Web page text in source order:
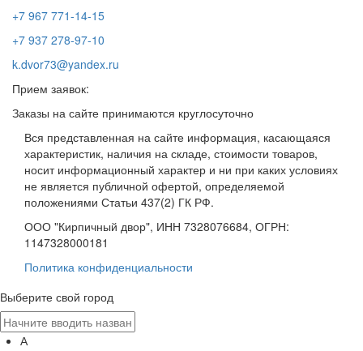
+7 967 771-14-15
+7 937 278-97-10
k.dvor73@yandex.ru
Прием заявок:
Заказы на сайте принимаются круглосуточно
Вся представленная на сайте информация, касающаяся
характеристик, наличия на складе, стоимости товаров,
носит информационный характер и ни при каких условиях
не является публичной офертой, определяемой
положениями Статьи 437(2) ГК РФ.
ООО "Кирпичный двор", ИНН 7328076684, ОГРН:
1147328000181
Политика конфиденциальности
Выберите свой город
А